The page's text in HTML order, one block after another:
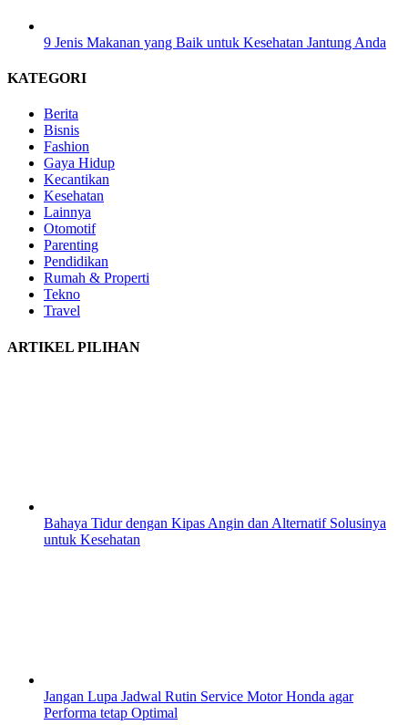
9 Jenis Makanan yang Baik untuk Kesehatan Jantung Anda
KATEGORI
Berita
Bisnis
Fashion
Gaya Hidup
Kecantikan
Kesehatan
Lainnya
Otomotif
Parenting
Pendidikan
Rumah & Properti
Tekno
Travel
ARTIKEL PILIHAN
Bahaya Tidur dengan Kipas Angin dan Alternatif Solusinya
untuk Kesehatan
Jangan Lupa Jadwal Rutin Service Motor Honda agar
Performa tetap Optimal